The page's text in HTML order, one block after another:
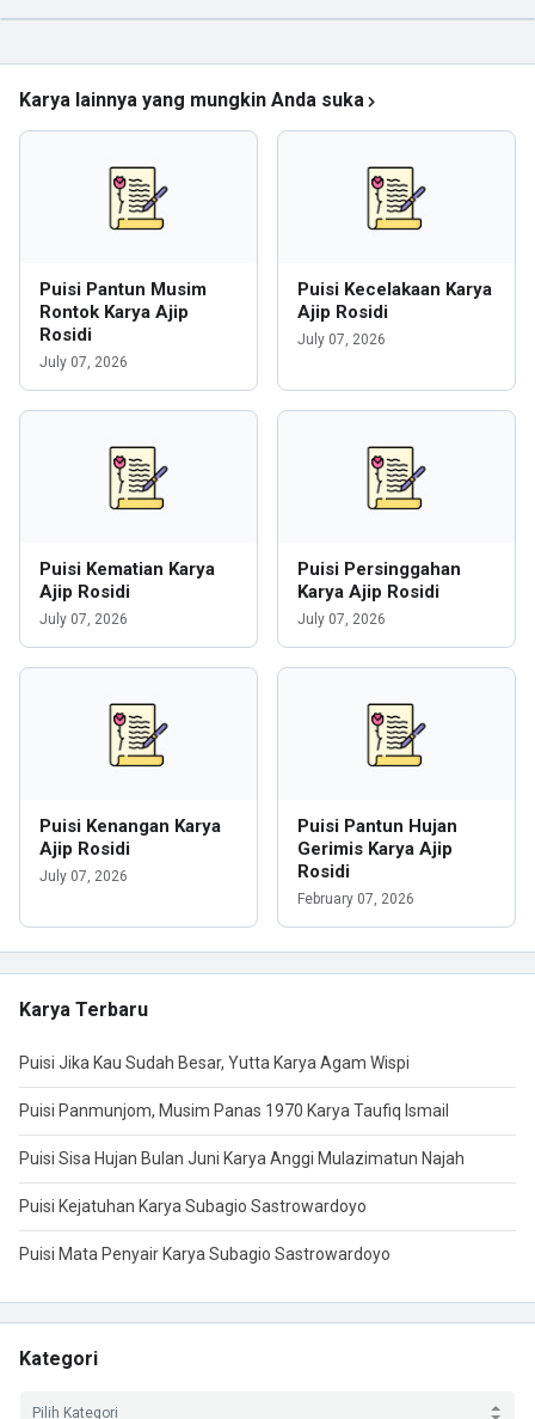
Karya lainnya yang mungkin Anda suka
Puisi Pantun Musim
Rontok Karya Ajip
Rosidi
July 07, 2026
Puisi Kecelakaan Karya
Ajip Rosidi
July 07, 2026
Puisi Kematian Karya
Ajip Rosidi
July 07, 2026
Puisi Persinggahan
Karya Ajip Rosidi
July 07, 2026
Puisi Kenangan Karya
Ajip Rosidi
July 07, 2026
Puisi Pantun Hujan
Gerimis Karya Ajip
Rosidi
February 07, 2026
Karya Terbaru
Puisi Jika Kau Sudah Besar, Yutta Karya Agam Wispi
Puisi Panmunjom, Musim Panas 1970 Karya Taufiq Ismail
Puisi Sisa Hujan Bulan Juni Karya Anggi Mulazimatun Najah
Puisi Kejatuhan Karya Subagio Sastrowardoyo
Puisi Mata Penyair Karya Subagio Sastrowardoyo
Kategori